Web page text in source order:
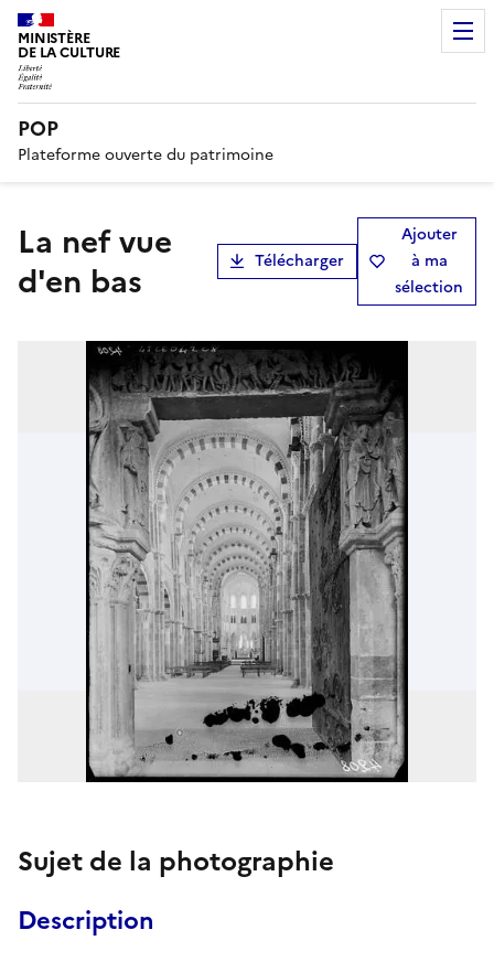
MINISTÈRE
DE LA CULTURE
POP
Plateforme ouverte du patrimoine
La nef vue
d'en bas
Télécharger
Ajouter
à ma
sélection
Sujet de la photographie
Description